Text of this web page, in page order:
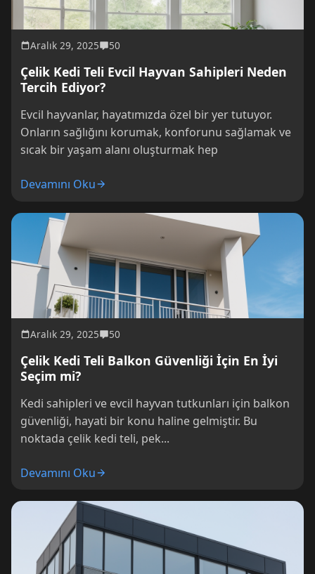
Aralık 29, 2025 50
Çelik Kedi Teli Evcil Hayvan Sahipleri Neden
Tercih Ediyor?
Evcil hayvanlar, hayatımızda özel bir yer tutuyor.
Onların sağlığını korumak, konforunu sağlamak ve
sıcak bir yaşam alanı oluşturmak hep
Devamını Oku
Aralık 29, 2025 50
Çelik Kedi Teli Balkon Güvenliği İçin En İyi
Seçim mi?
Kedi sahipleri ve evcil hayvan tutkunları için balkon
güvenliği, hayati bir konu haline gelmiştir. Bu
noktada çelik kedi teli, pek...
Devamını Oku